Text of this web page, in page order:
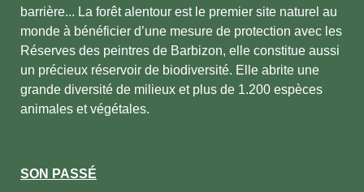
barrière... La forêt alentour est le premier site naturel au
monde à bénéficier d’une mesure de protection avec les
Réserves des peintres de Barbizon, elle constitue aussi
un précieux réservoir de biodiversité. Elle abrite une
grande diversité de milieux et plus de 1.200 espèces
animales et végétales.
SON PASSÉ